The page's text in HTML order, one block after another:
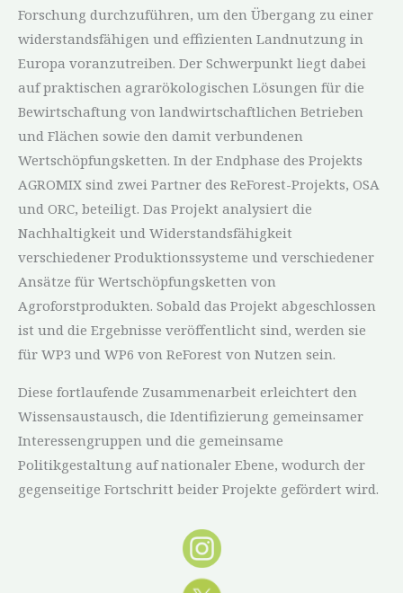
Forschung durchzuführen, um den Übergang zu einer
widerstandsfähigen und effizienten Landnutzung in
Europa voranzutreiben. Der Schwerpunkt liegt dabei
auf praktischen agrarökologischen Lösungen für die
Bewirtschaftung von landwirtschaftlichen Betrieben
und Flächen sowie den damit verbundenen
Wertschöpfungsketten. In der Endphase des Projekts
AGROMIX sind zwei Partner des ReForest-Projekts, OSA
und ORC, beteiligt. Das Projekt analysiert die
Nachhaltigkeit und Widerstandsfähigkeit
verschiedener Produktionssysteme und verschiedener
Ansätze für Wertschöpfungsketten von
Agroforstprodukten. Sobald das Projekt abgeschlossen
ist und die Ergebnisse veröffentlicht sind, werden sie
für WP3 und WP6 von ReForest von Nutzen sein.
Diese fortlaufende Zusammenarbeit erleichtert den
Wissensaustausch, die Identifizierung gemeinsamer
Interessengruppen und die gemeinsame
Politikgestaltung auf nationaler Ebene, wodurch der
gegenseitige Fortschritt beider Projekte gefördert wird.